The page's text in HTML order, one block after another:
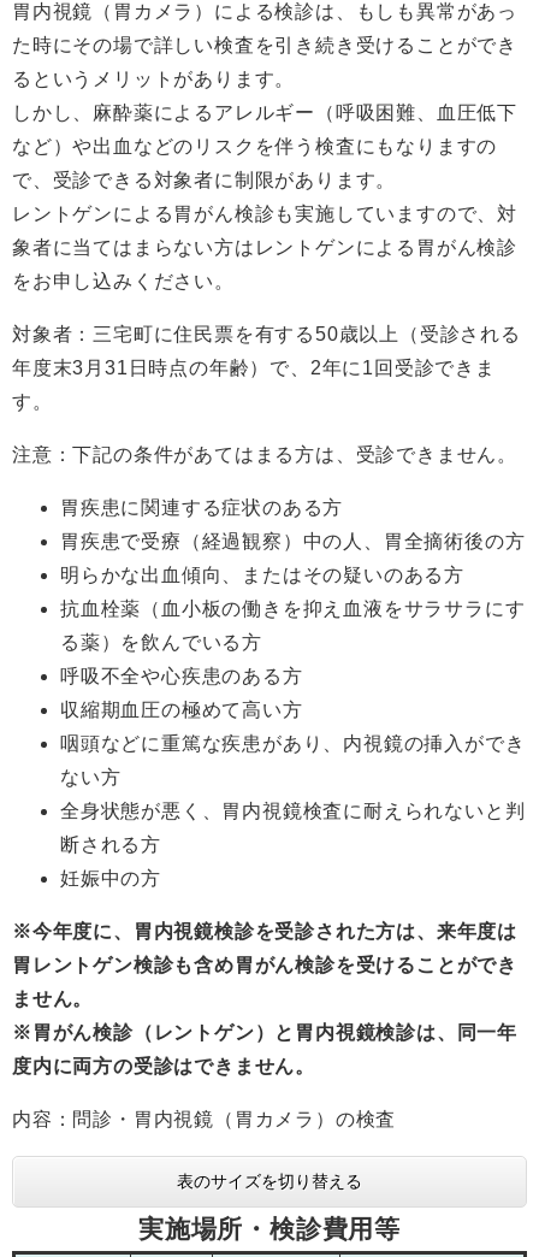
胃内視鏡（胃カメラ）による検診は、もしも異常があっ
た時にその場で詳しい検査を引き続き受けることができ
るというメリットがあります。
しかし、麻酔薬によるアレルギー（呼吸困難、血圧低下
など）や出血などのリスクを伴う検査にもなりますの
で、受診できる対象者に制限があります。
レントゲンによる胃がん検診も実施していますので、対
象者に当てはまらない方はレントゲンによる胃がん検診
をお申し込みください。
対象者：三宅町に住民票を有する50歳以上（受診される
年度末3月31日時点の年齢）で、2年に1回受診できま
す。
注意：下記の条件があてはまる方は、受診できません。
胃疾患に関連する症状のある方
胃疾患で受療（経過観察）中の人、胃全摘術後の方
明らかな出血傾向、またはその疑いのある方
抗血栓薬（血小板の働きを抑え血液をサラサラにす
る薬）を飲んでいる方
呼吸不全や心疾患のある方
収縮期血圧の極めて高い方
咽頭などに重篤な疾患があり、内視鏡の挿入ができ
ない方
全身状態が悪く、胃内視鏡検査に耐えられないと判
断される方
妊娠中の方
※今年度に、胃内視鏡検診を受診された方は、来年度は
胃レントゲン検診も含め胃がん検診を受けることができ
ません。
※胃がん検診（レントゲン）と胃内視鏡検診は、同一年
度内に両方の受診はできません。
内容：問診・胃内視鏡（胃カメラ）の検査
表のサイズを切り替える
実施場所・検診費用等